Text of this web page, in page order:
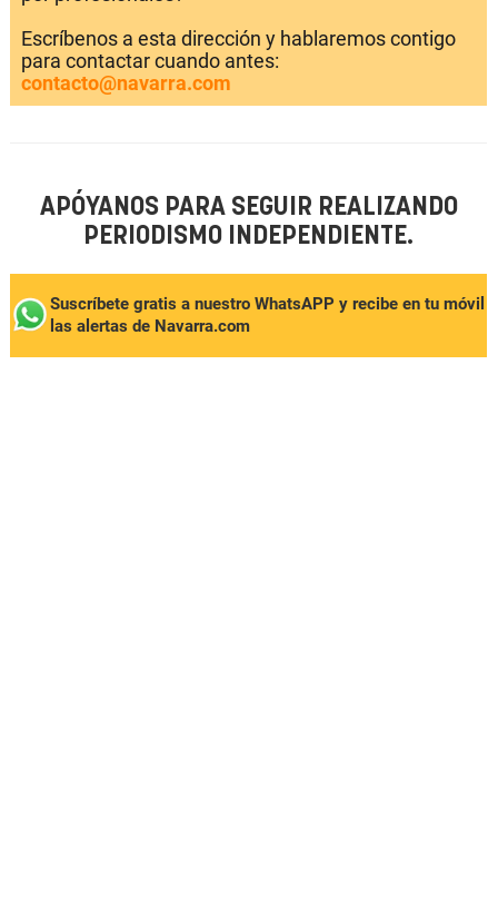
Escríbenos a esta dirección y hablaremos contigo
para contactar cuando antes:
contacto@navarra.com
APÓYANOS PARA SEGUIR REALIZANDO
PERIODISMO INDEPENDIENTE.
Suscríbete gratis a nuestro WhatsAPP y recibe en tu móvil
las alertas de Navarra.com